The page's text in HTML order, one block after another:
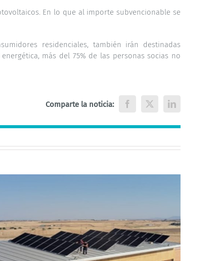
En lo que al importe subvencionable se
residenciales, también irán destinadas
más del 75% de las personas socias no
Comparte la noticia: Facebook
X LinkedIn